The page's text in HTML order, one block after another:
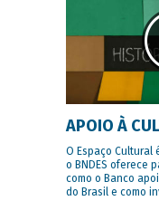
APOIO À
O Espaço Cultural
o BNDES oferece
como o Banco
do Brasil e como